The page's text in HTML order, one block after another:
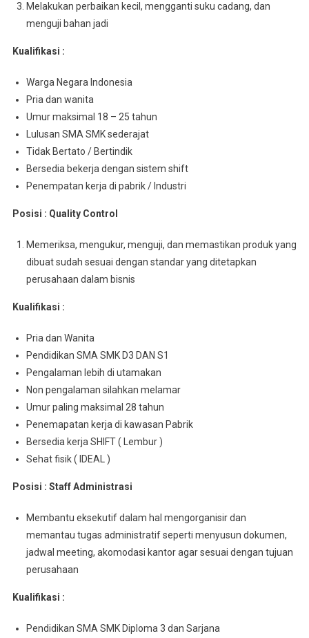
Melakukan perbaikan kecil, mengganti suku cadang, dan
menguji bahan jadi
Kualifikasi :
Warga Negara Indonesia
Pria dan wanita
Umur maksimal 18 – 25 tahun
Lulusan SMA SMK sederajat
Tidak Bertato / Bertindik
Bersedia bekerja dengan sistem shift
Penempatan kerja di pabrik / Industri
Posisi : Quality Control
Memeriksa, mengukur, menguji, dan memastikan produk yang
dibuat sudah sesuai dengan standar yang ditetapkan
perusahaan dalam bisnis
Kualifikasi :
Pria dan Wanita
Pendidikan SMA SMK D3 DAN S1
Pengalaman lebih di utamakan
Non pengalaman silahkan melamar
Umur paling maksimal 28 tahun
Penemapatan kerja di kawasan Pabrik
Bersedia kerja SHIFT ( Lembur )
Sehat fisik ( IDEAL )
Posisi : Staff Administrasi
Membantu eksekutif dalam hal mengorganisir dan
memantau tugas administratif seperti menyusun dokumen,
jadwal meeting, akomodasi kantor agar sesuai dengan tujuan
perusahaan
Kualifikasi :
Pendidikan SMA SMK Diploma 3 dan Sarjana